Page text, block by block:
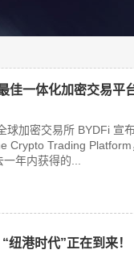
佳一体化加密交易平
加密交易所 BYDFi 宣
Crypto Trading Platform
年内获得的...
纽港时代”正在到来！